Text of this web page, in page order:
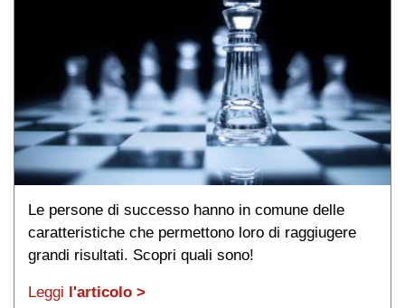
Le persone di successo hanno in comune delle
caratteristiche che permettono loro di raggiugere
grandi risultati. Scopri quali sono!
Leggi l'articolo >